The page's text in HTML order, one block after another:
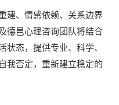
建、情感依赖、关系边界
德邑心理咨询团队将结合
状态，提供专业、科学、
我否定，重新建立稳定的